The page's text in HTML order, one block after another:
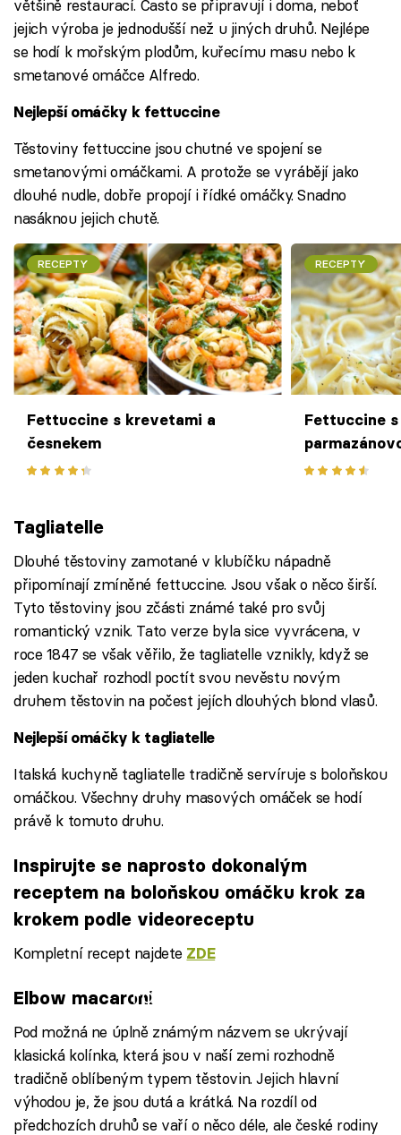
většině restaurací. Často se připravují i doma, neboť
jejich výroba je jednodušší než u jiných druhů. Nejlépe
se hodí k mořským plodům, kuřecímu masu nebo k
smetanové omáčce Alfredo.
Nejlepší omáčky k fettuccine
Těstoviny fettuccine jsou chutné ve spojení se
smetanovými omáčkami. A protože se vyrábějí jako
dlouhé nudle, dobře propojí i řídké omáčky. Snadno
nasáknou jejich chutě.
RECEPTY
Fettuccine s krevetami a
česnekem
RECEPTY
Fettuccine
pánve
Tagliatelle
Dlouhé těstoviny zamotané v klubíčku nápadně
připomínají zmíněné fettuccine. Jsou však o něco širší.
Tyto těstoviny jsou zčásti známé také pro svůj
romantický vznik. Tato verze byla sice vyvrácena, v
roce 1847 se však věřilo, že tagliatelle vznikly, když se
jeden kuchař rozhodl poctít svou nevěstu novým
druhem těstovin na počest jejích dlouhých blond vlasů.
Nejlepší omáčky k tagliatelle
Italská kuchyně tagliatelle tradičně servíruje s boloňskou
omáčkou. Všechny druhy masových omáček se hodí
právě k tomuto druhu.
Inspirujte se naprosto dokonalým
receptem na boloňskou omáčku krok za
krokem podle videoreceptu
Kompletní recept najdete ZDE
Failed to fetch
Elbow macaroni
Pod možná ne úplně známým názvem se ukrývají
klasická kolínka, která jsou v naší zemi rozhodně
tradičně oblíbeným typem těstovin. Jejich hlavní
výhodou je, že jsou dutá a krátká. Na rozdíl od
předchozích druhů se vaří o něco déle, ale české rodiny